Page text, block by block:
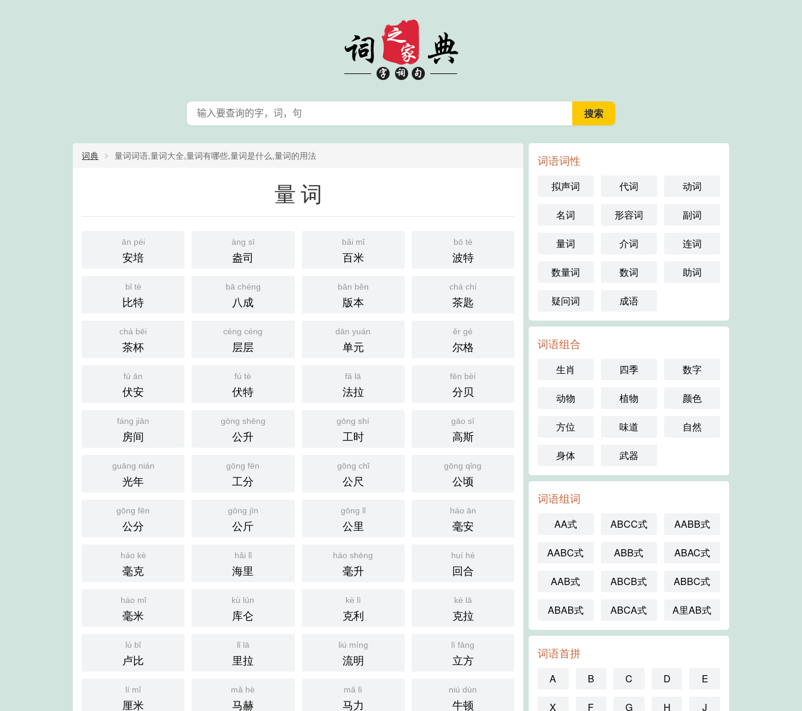
词典 量词词语,量词大全,量词有哪些,量词是什么,量词的用法
量词
ān péi
安培
àng sī
盎司
bǎi mǐ
百米
bō tè
波特
bǐ tè
比特
bā chéng
八成
bǎn běn
版本
chá chí
茶匙
chá bēi
茶杯
céng céng
层层
dān yuán
单元
ěr gé
尔格
fú ān
伏安
fú tè
伏特
fǎ lā
法拉
fēn bèi
分贝
fáng jiān
房间
gōng shēng
公升
gōng shí
工时
gāo sī
高斯
guāng nián
光年
gōng fēn
工分
gōng chǐ
公尺
gōng qǐng
公顷
gōng fēn
公分
gōng jīn
公斤
gōng lǐ
公里
háo ān
毫安
háo kè
毫克
hǎi lǐ
海里
háo shēng
毫升
huí hé
回合
háo mǐ
毫米
kù lún
库仑
kè lì
克利
kè lā
克拉
lú bǐ
卢比
lǐ lā
里拉
liú míng
流明
lì fāng
立方
lí mǐ
厘米
mǎ hè
马赫
mǎ lì
马力
niú dùn
牛顿
词语词性
拟声词 代词 动词
名词 形容词 副词
量词 介词 连词
数量词 数词 助词
疑问词 成语
词语组合
生肖 四季 数字
动物 植物 颜色
方位 味道 自然
身体 武器
词语组词
AA式 ABCC式 AABB式
AABC式 ABB式 ABAC式
AAB式 ABCB式 ABBC式
ABAB式 ABCA式 A里AB式
词语首拼
A B C D E
X F G H J